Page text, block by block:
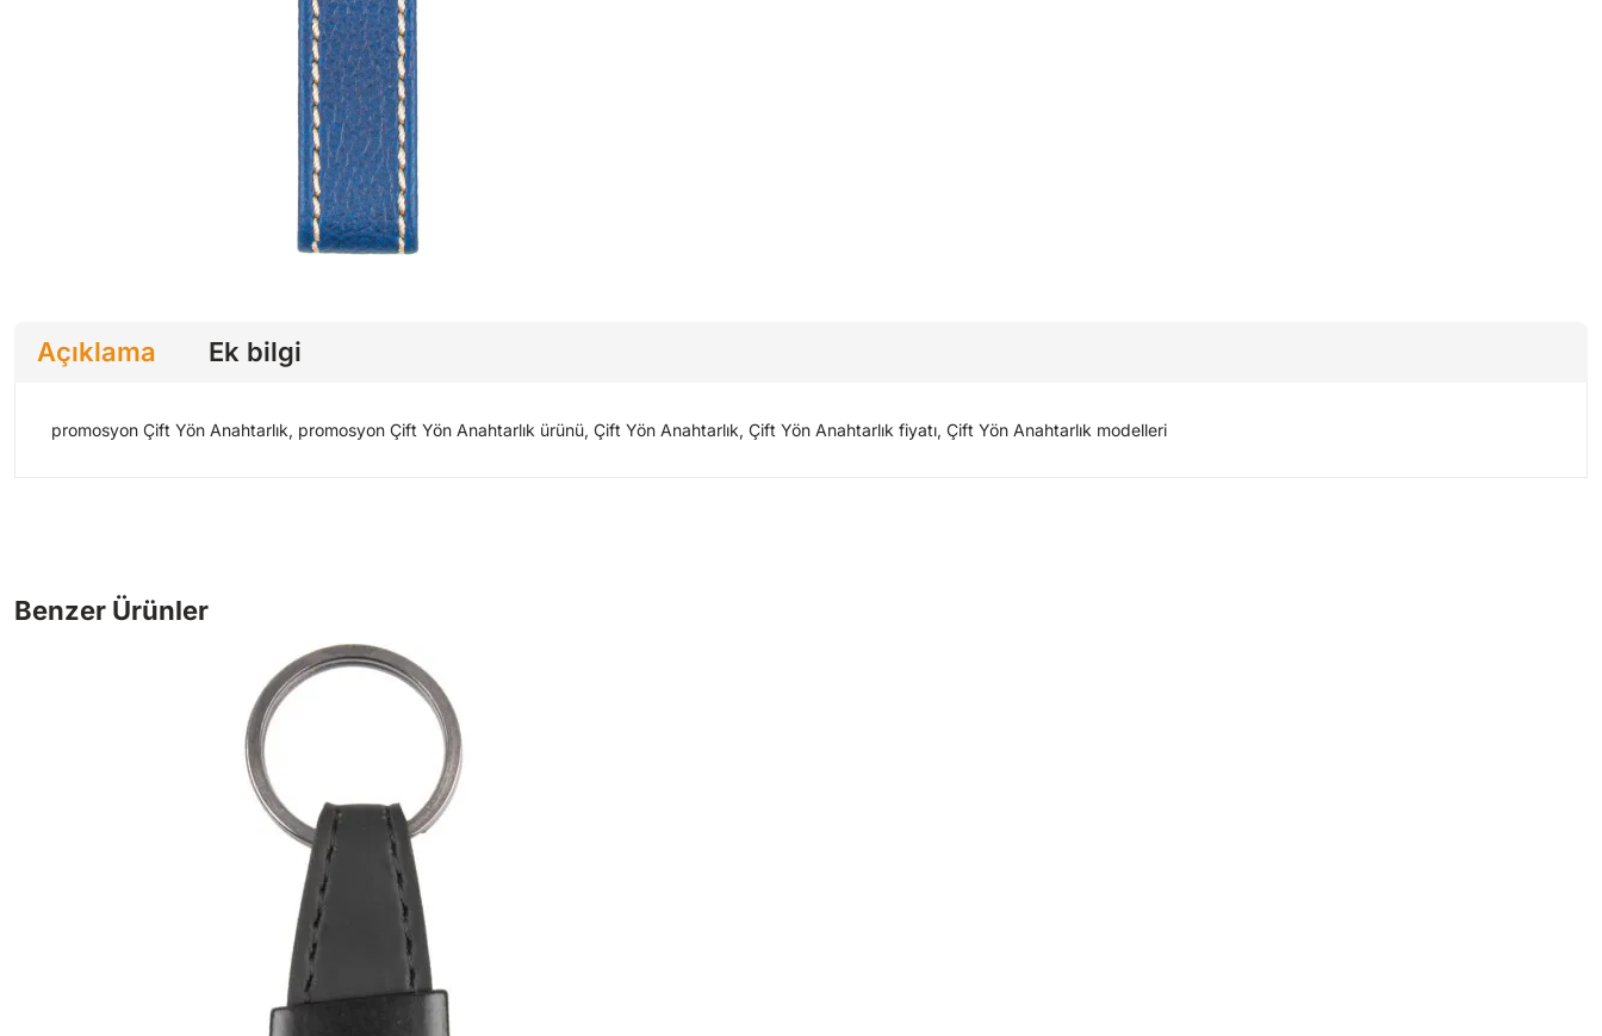
Açıklama Ek bilgi
promosyon Çift Yön Anahtarlık, promosyon Çift Yön Anahtarlık ürünü, Çift Yön Anahtarlık, Çift Yön Anahtarlık fiyatı, Çift Yön Anahtarlık modelleri